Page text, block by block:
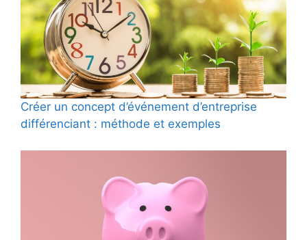
Créer un concept d’événement d’entreprise
différenciant : méthode et exemples